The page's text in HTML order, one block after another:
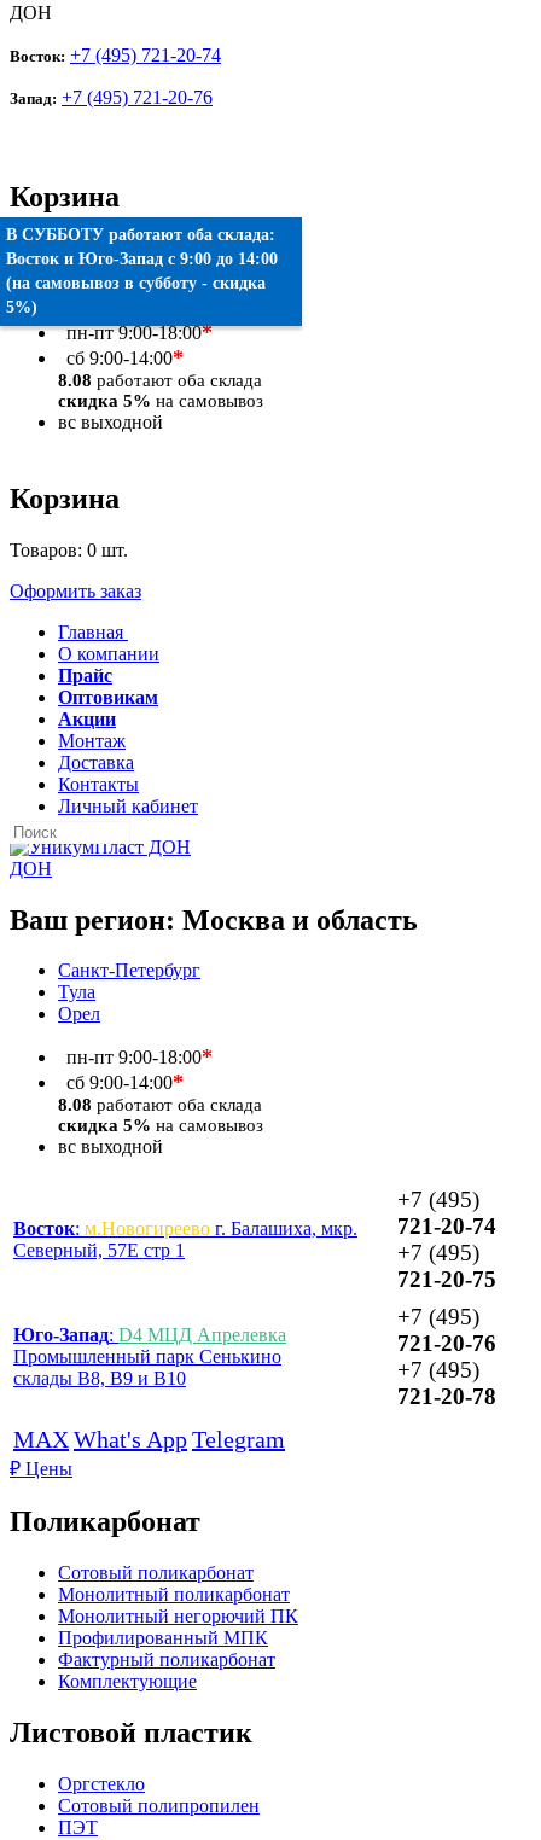
ДОН
Восток: +7 (495) 721-20-74
Запад: +7 (495) 721-20-76
Корзина
Товаров:0 шт.
Оформить заказ
пн-пт9:00-18:00*
сб 9:00-14:00*
8.08 работают оба склада
скидка 5% на самовывоз
вс выходной
Корзина
Товаров: 0 шт.
Оформить заказ
Главная
О компании
Прайс
Оптовикам
Акции
Монтаж
Доставка
Контакты
Личный кабинет
ДОН
Ваш регион: Москва и область
Санкт-Петербург
Тула
Орел
пн-пт 9:00-18:00*
сб 9:00-14:00*
8.08 работают оба склада
скидка 5% на самовывоз
вс выходной
Восток: м.Новогиреево г. Балашиха, мкр.
Северный, 57Е стр 1
+7 (495)
721-20-74
+7 (495)
721-20-75
Юго-Запад: D4 МЦД Апрелевка
Промышленный парк Сенькино
склады B8, B9 и B10
+7 (495)
721-20-76
+7 (495)
721-20-78
MAXWhat's AppTelegram
В СУББОТУ работают оба склада:
Восток и Юго-Запад c 9:00 до 14:00
(на самовывоз в субботу - скидка
5%)
₽ Цены
Поликарбонат
Сотовый поликарбонат
Монолитный поликарбонат
Монолитный негорючий ПК
Профилированный МПК
Фактурный поликарбонат
Комплектующие
Листовой пластик
Оргстекло
Cотовый полипропилен
ПЭТ